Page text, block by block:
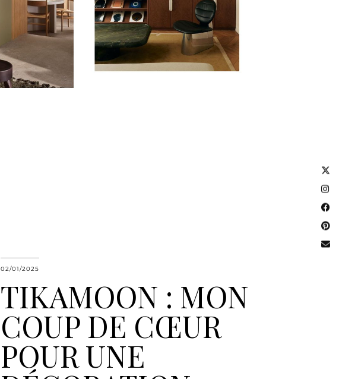
02/01/2025
TIKAMOON : MON
COUP DE CŒUR
POUR UNE